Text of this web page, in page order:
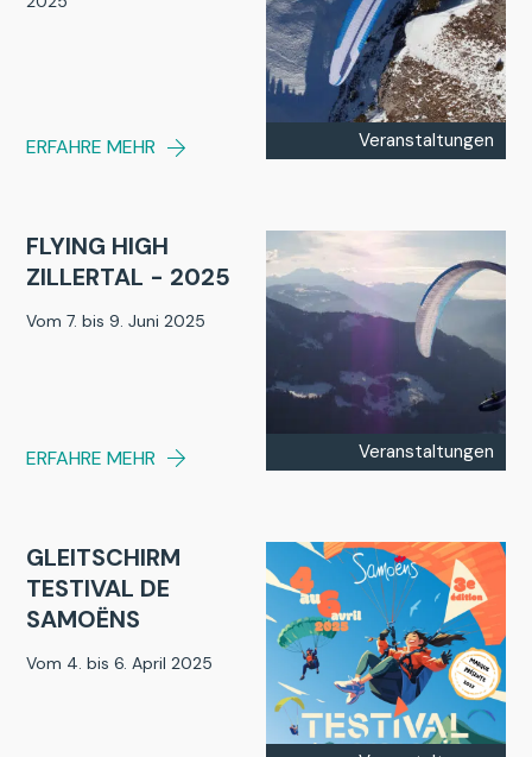
ERFAHRE MEHR Veranstaltungen
FLYING HIGH
ZILLERTAL - 2025
Vom 7. bis 9. Juni 2025
ERFAHRE MEHR Veranstaltungen
GLEITSCHIRM
TESTIVAL DE
SAMOËNS
Vom 4. bis 6. April 2025